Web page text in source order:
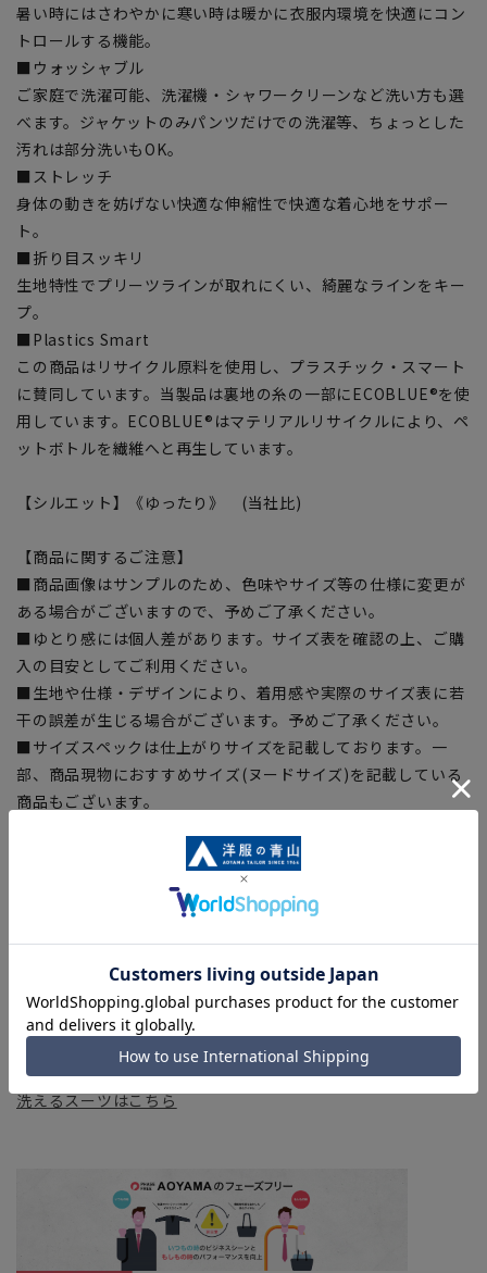
暑い時にはさわやかに寒い時は暖かに衣服内環境を快適にコン
トロールする機能。
■ウォッシャブル
ご家庭で洗濯可能、洗濯機・シャワークリーンなど洗い方も選
べます。ジャケットのみパンツだけでの洗濯等、ちょっとした
汚れは部分洗いもOK。
■ストレッチ
身体の動きを妨げない快適な伸縮性で快適な着心地をサポー
ト。
■折り目スッキリ
生地特性でプリーツラインが取れにくい、綺麗なラインをキー
プ。
■Plastics Smart
この商品はリサイクル原料を使用し、プラスチック・スマート
に賛同しています。当製品は裏地の糸の一部にECOBLUE®を使
用しています。ECOBLUE®はマテリアルリサイクルにより、ペ
ットボトルを繊維へと再生しています。
【シルエット】《ゆったり》 (当社比)
【商品に関するご注意】
■商品画像はサンプルのため、色味やサイズ等の仕様に変更が
ある場合がございますので、予めご了承ください。
■ゆとり感には個人差があります。サイズ表を確認の上、ご購
入の目安としてご利用ください。
■生地や仕様・デザインにより、着用感や実際のサイズ表に若
干の誤差が生じる場合がございます。予めご了承ください。
■サイズスペックは仕上がりサイズを記載しております。一
部、商品現物におすすめサイズ(ヌードサイズ)を記載している
商品もございます。
加減により、実際の商品と掲載画像の色味が異なる場合がござ
■店舗や各モールサイトと商品在庫を共有しております関係
を完了できない場合がございます。予めご了承ください。
■お急ぎ発送のご注文につきましても、ご注文のタイミングに
よってはお急ぎ発送サービスを選択できない場合がございま
す。
洗えるスーツはこちら